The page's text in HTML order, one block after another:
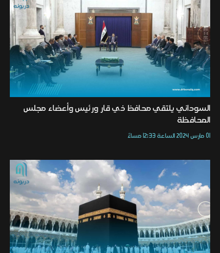
السوداني يلتقي محافظ ذي قار ورئيس وأعضاء مجلس
المحافظة
01 مارس 2024 الساعة 12:33 مساءً